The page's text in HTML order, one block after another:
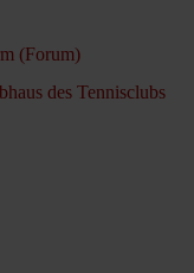
(Forum)
des Tennisclubs